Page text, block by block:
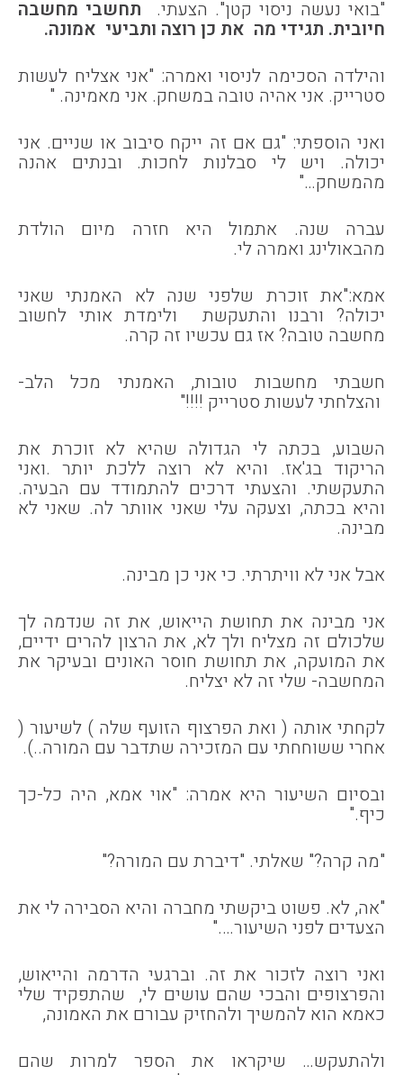
"בואי נעשה ניסוי קטן". הצעתי. תחשבי מחשבה
חיובית. תגידי מה את כן רוצה ותביעי אמונה.
והילדה הסכימה לניסוי ואמרה: "אני אצליח לעשות
סטרייק. אני אהיה טובה במשחק. אני מאמינה. "
ואני הוספתי: "גם אם זה ייקח סיבוב או שניים. אני
יכולה. ויש לי סבלנות לחכות. ובנתים אהנה
מהמשחק…"
עברה שנה. אתמול היא חזרה מיום הולדת
מהבאולינג ואמרה לי.
אמא:"את זוכרת שלפני שנה לא האמנתי שאני
יכולה? ורבנו והתעקשת ולימדת אותי לחשוב
מחשבה טובה? אז גם עכשיו זה קרה.
חשבתי מחשבות טובות, האמנתי מכל הלב-
והצלחתי לעשות סטרייק !!!!"
השבוע, בכתה לי הגדולה שהיא לא זוכרת את
הריקוד בג'אז. והיא לא רוצה ללכת יותר .ואני
התעקשתי. והצעתי דרכים להתמודד עם הבעיה.
והיא בכתה, וצעקה עלי שאני אוותר לה. שאני לא
מבינה.
אבל אני לא וויתרתי. כי אני כן מבינה.
אני מבינה את תחושת הייאוש, את זה שנדמה לך
שלכולם זה מצליח ולך לא, את הרצון להרים ידיים,
את המועקה, את תחושת חוסר האונים ובעיקר את
המחשבה- שלי זה לא יצליח.
לקחתי אותה ( ואת הפרצוף הזועף שלה ) לשיעור (
אחרי ששוחחתי עם המזכירה שתדבר עם המורה..).
ובסיום השיעור היא אמרה: "אוי אמא, היה כל-כך
כיף."
"מה קרה?" שאלתי. "דיברת עם המורה?"
"אה, לא. פשוט ביקשתי מחברה והיא הסבירה לי את
הצעדים לפני השיעור…."
ואני רוצה לזכור את זה. וברגעי הדרמה והייאוש,
והפרצופים והבכי שהם עושים לי, שהתפקיד שלי
כאמא הוא להמשיך ולהחזיק עבורם את האמונה,
ולהתעקש… שיקראו את הספר למרות שהם